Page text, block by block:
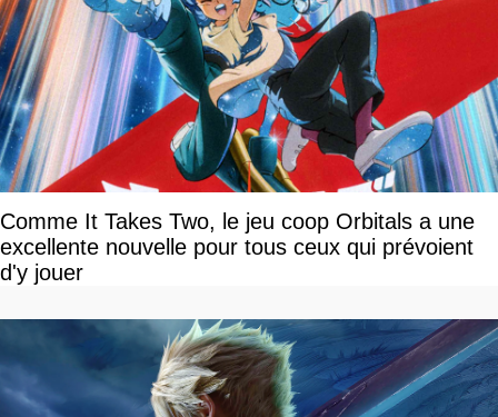
Comme It Takes Two, le jeu coop Orbitals a une
excellente nouvelle pour tous ceux qui prévoient
d'y jouer